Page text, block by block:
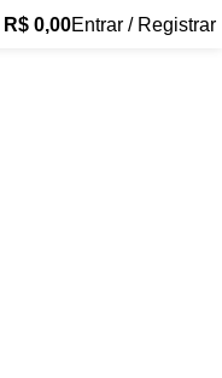
R$ 0,00Entrar / Registrar